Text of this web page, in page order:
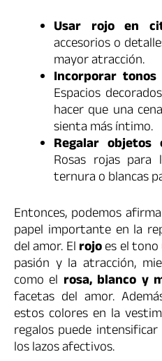
Usar rojo en
accesorios o
mayor atracción.
Incorporar
Espacios
hacer que una
sienta más íntimo.
Regalar objetos
Rosas rojas
ternura o blancas
Entonces, podemos
papel importante en la
del amor. Elrojoes el tono
pasión y la atracción,
como el rosa, blanco y
facetas del amor.
estos colores en la
regalos puede
los lazos afectivos.